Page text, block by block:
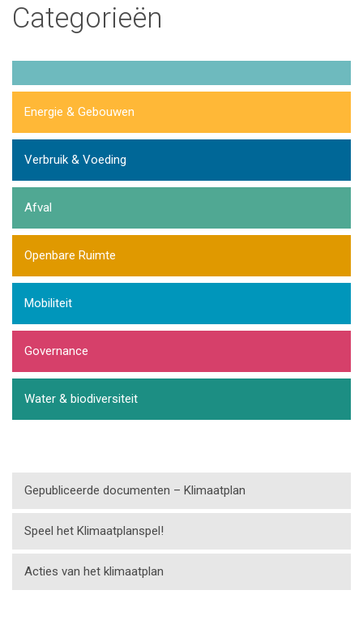
Categorieën
Energie & Gebouwen
Verbruik & Voeding
Afval
Openbare Ruimte
Mobiliteit
Governance
Water & biodiversiteit
Gepubliceerde documenten – Klimaatplan
Speel het Klimaatplanspel!
Acties van het klimaatplan